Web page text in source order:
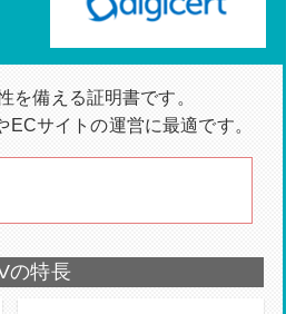
を備える証明書です。
サイトの運営に最適です。
の特長